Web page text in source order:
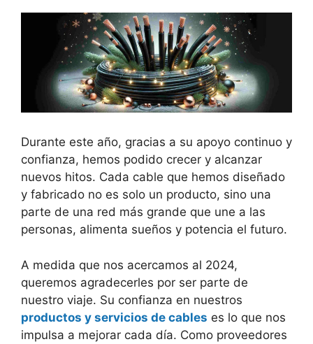
Durante este año, gracias a su apoyo continuo y
confianza, hemos podido crecer y alcanzar
nuevos hitos. Cada cable que hemos diseñado
y fabricado no es solo un producto, sino una
parte de una red más grande que une a las
personas, alimenta sueños y potencia el futuro.
A medida que nos acercamos al 2024,
queremos agradecerles por ser parte de
nuestro viaje. Su confianza en nuestros
productos y servicios de cables es lo que nos
impulsa a mejorar cada día. Como proveedores